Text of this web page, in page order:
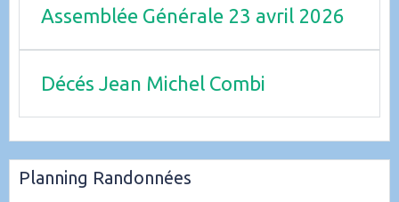
Assemblée Générale 23 avril 2026
Décés Jean Michel Combi
Planning Randonnées